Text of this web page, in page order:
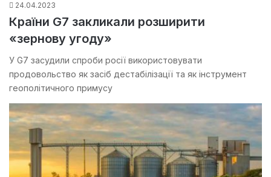
24.04.2023
Країни G7 закликали розширити
«зернову угоду»
У G7 засудили спроби росії використовувати
продовольство як засіб дестабілізації та як інструмент
геополітичного примусу